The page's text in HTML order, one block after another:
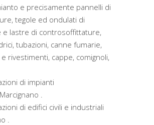
e precisamente pannelli di
tegole ed ondulati di
e lastre di controsoffittature,
tubazioni, canne fumarie,
rivestimenti, cappe, comignoli,
di impianti
.
di edifici civili e industriali
.